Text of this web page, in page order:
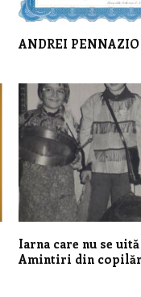
ANDREI PENNAZIO
Iarna care nu se
Amintiri din